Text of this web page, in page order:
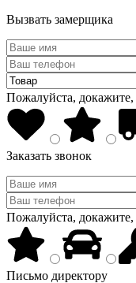
Вызвать замерщика
Пожалуйста,
Заказать звонок
Пожалуйста,
Письмо директору